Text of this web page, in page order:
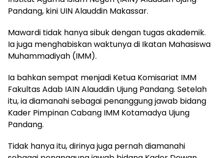
Pandang, kini UIN Alauddin Makassar.
Mawardi tidak hanya sibuk dengan tugas akademik.
Ia juga menghabiskan waktunya di Ikatan Mahasiswa
Muhammadiyah (IMM).
Ia bahkan sempat menjadi Ketua Komisariat IMM
Fakultas Adab IAIN Alauddin Ujung Pandang. Setelah
itu, ia diamanahi sebagai penanggung jawab bidang
Kader Pimpinan Cabang IMM Kotamadya Ujung
Pandang.
Tidak hanya itu, dirinya juga pernah diamanahi